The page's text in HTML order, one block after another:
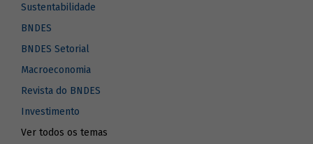
Sustentabilidade
BNDES
BNDES Setorial
Macroeconomia
Revista do BNDES
Investimento
Ver todos os temas